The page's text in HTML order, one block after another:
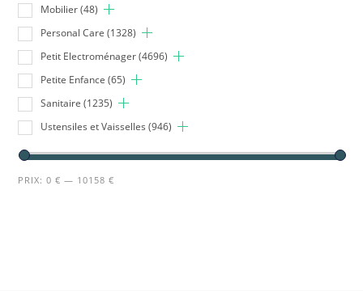
Mobilier (48)
Personal Care (1328)
Petit Electroménager (4696)
Petite Enfance (65)
Sanitaire (1235)
Ustensiles et Vaisselles (946)
PRIX:0 € — 10158 €